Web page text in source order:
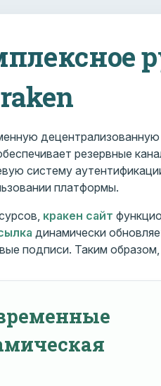
резервные
систему
платформы.
кракен сайт
динамически
подписи. Таким образом,